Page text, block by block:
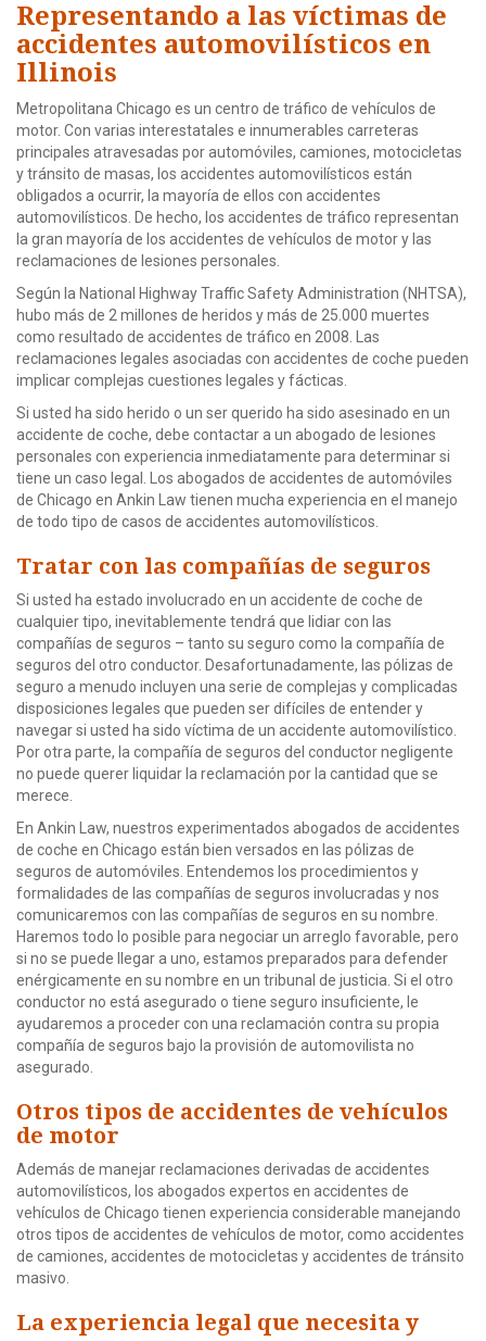
Representando a las víctimas de
accidentes automovilísticos en
Illinois
Metropolitana Chicago es un centro de tráfico de vehículos de
motor. Con varias interestatales e innumerables carreteras
principales atravesadas por automóviles, camiones, motocicletas
y tránsito de masas, los accidentes automovilísticos están
obligados a ocurrir, la mayoría de ellos con accidentes
automovilísticos. De hecho, los accidentes de tráfico representan
la gran mayoría de los accidentes de vehículos de motor y las
reclamaciones de lesiones personales.
Según la National Highway Traffic Safety Administration (NHTSA),
hubo más de 2 millones de heridos y más de 25.000 muertes
como resultado de accidentes de tráfico en 2008. Las
reclamaciones legales asociadas con accidentes de coche pueden
implicar complejas cuestiones legales y fácticas.
Si usted ha sido herido o un ser querido ha sido asesinado en un
accidente de coche, debe contactar a un abogado de lesiones
personales con experiencia inmediatamente para determinar si
tiene un caso legal. Los abogados de accidentes de automóviles
de Chicago en Ankin Law tienen mucha experiencia en el manejo
de todo tipo de casos de accidentes automovilísticos.
Tratar con las compañías de seguros
Si usted ha estado involucrado en un accidente de coche de
cualquier tipo, inevitablemente tendrá que lidiar con las
compañías de seguros – tanto su seguro como la compañía de
seguros del otro conductor. Desafortunadamente, las pólizas de
seguro a menudo incluyen una serie de complejas y complicadas
disposiciones legales que pueden ser difíciles de entender y
navegar si usted ha sido víctima de un accidente automovilístico.
Por otra parte, la compañía de seguros del conductor negligente
no puede querer liquidar la reclamación por la cantidad que se
merece.
En Ankin Law, nuestros experimentados abogados de accidentes
de coche en Chicago están bien versados en las pólizas de
seguros de automóviles. Entendemos los procedimientos y
formalidades de las compañías de seguros involucradas y nos
comunicaremos con las compañías de seguros en su nombre.
Haremos todo lo posible para negociar un arreglo favorable, pero
si no se puede llegar a uno, estamos preparados para defender
enérgicamente en su nombre en un tribunal de justicia. Si el otro
conductor no está asegurado o tiene seguro insuficiente, le
ayudaremos a proceder con una reclamación contra su propia
compañía de seguros bajo la provisión de automovilista no
asegurado.
Otros tipos de accidentes de vehículos
de motor
Además de manejar reclamaciones derivadas de accidentes
automovilísticos, los abogados expertos en accidentes de
vehículos de Chicago tienen experiencia considerable manejando
otros tipos de accidentes de vehículos de motor, como accidentes
de camiones, accidentes de motocicletas y accidentes de tránsito
masivo.
La experiencia legal que necesita y